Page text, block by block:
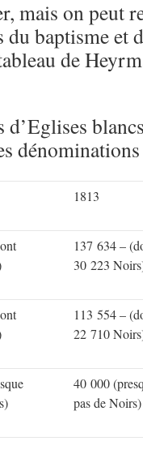
mais on peut
baptisme et
de
d’Eglises
1813
137 634 –
30 223
113 554 –
22 710
40 000
pas de Noirs)